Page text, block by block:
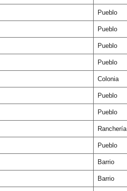
Pueblo
Pueblo
Pueblo
Pueblo
Colonia
Pueblo
Pueblo
Ranchería
Pueblo
Barrio
Barrio